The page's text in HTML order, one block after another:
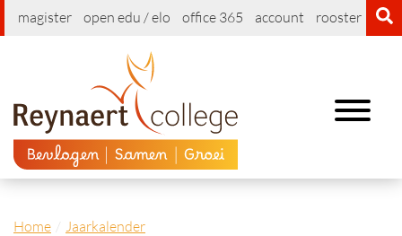
magister open edu / elo office 365 account rooster
Toggle
Home Jaarkalender